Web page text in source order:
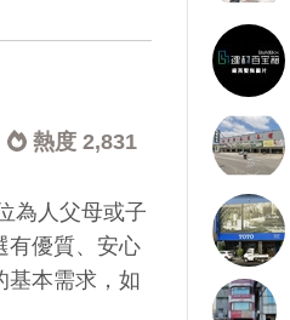
熱度 2,831
為人父母或子
有優質、安心
基本需求，如